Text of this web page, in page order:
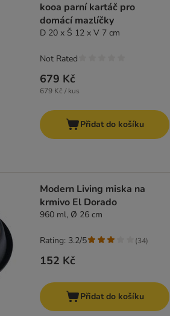
kooa parní kartáč pro
domácí mazlíčky
D 20 x Š 12 x V 7 cm
679 Kč
679 Kč / kus
Not Rated
Přidat do košíku
Modern Living miska na
krmivo El Dorado
960 ml, Ø 26 cm
152 Kč
Rating: 3.2/5 (34)
Přidat do košíku